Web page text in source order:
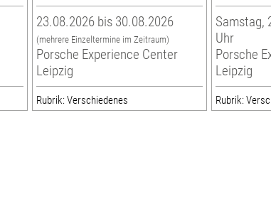
23.08.2026 bis 30.08.2026
(mehrere Einzeltermine im Zeitraum)
Porsche Experience Center
Leipzig
Rubrik: Verschiedenes
Samstag,
Uhr
Porsche
Leipzig
Rubrik: